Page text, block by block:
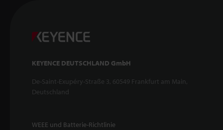
KEYENCE DEUTSCHLAND GmbH
De-Saint-Exupéry-Straße 3, 60549 Frankfurt am Main,
Deutschland
WEEE und Batterie-Richtlinie